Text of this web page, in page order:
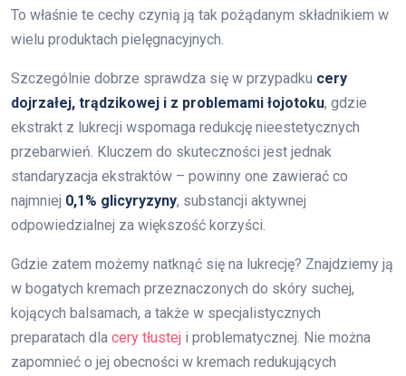
To właśnie te cechy czynią ją tak pożądanym składnikiem w
wielu produktach pielęgnacyjnych.
Szczególnie dobrze sprawdza się w przypadku cery
dojrzałej, trądzikowej i z problemami łojotoku, gdzie
ekstrakt z lukrecji wspomaga redukcję nieestetycznych
przebarwień. Kluczem do skuteczności jest jednak
standaryzacja ekstraktów – powinny one zawierać co
najmniej 0,1% glicyryzyny, substancji aktywnej
odpowiedzialnej za większość korzyści.
Gdzie zatem możemy natknąć się na lukrecję? Znajdziemy ją
w bogatych kremach przeznaczonych do skóry suchej,
kojących balsamach, a także w specjalistycznych
preparatach dla cery tłustej i problematycznej. Nie można
zapomnieć o jej obecności w kremach redukujących